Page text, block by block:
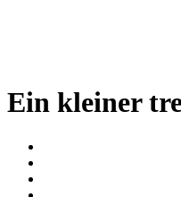
Ein kleiner